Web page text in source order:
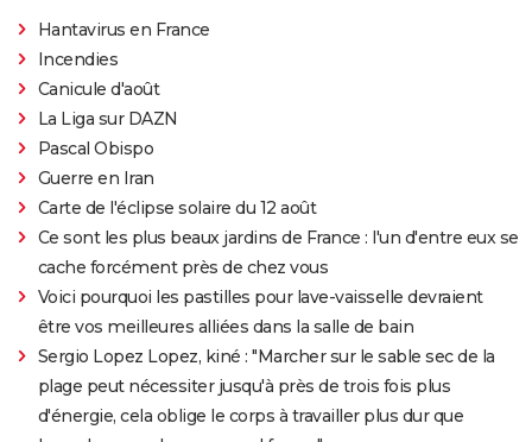
Hantavirus en France
Incendies
Canicule d'août
La Liga sur DAZN
Pascal Obispo
Guerre en Iran
Carte de l'éclipse solaire du 12 août
Ce sont les plus beaux jardins de France : l'un d'entre eux se
cache forcément près de chez vous
Voici pourquoi les pastilles pour lave-vaisselle devraient
être vos meilleures alliées dans la salle de bain
Sergio Lopez Lopez, kiné : "Marcher sur le sable sec de la
plage peut nécessiter jusqu'à près de trois fois plus
d'énergie, cela oblige le corps à travailler plus dur que